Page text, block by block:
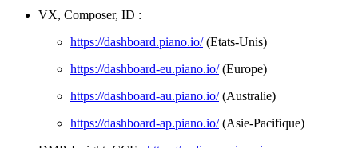
VX, Composer, ID :
https://dashboard.piano.io/(Etats-Unis)
https://dashboard-eu.piano.io/(Europe)
https://dashboard-au.piano.io/(Australie)
https://dashboard-ap.piano.io/(Asie-Pacifique)